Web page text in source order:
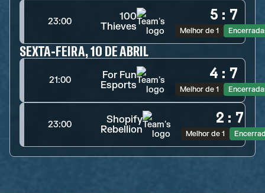
23:00
100
Thieves
5 : 7
Melhor de 1
SEXTA-FEIRA, 10 DE ABRIL
21:00
For Fun
Esports
4 : 7
Melhor de 1
23:00
Shopify
Rebellion
2 : 7
Melhor de 1